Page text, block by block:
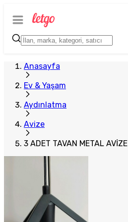
Anasayfa
Ev & Yaşam
Aydınlatma
Avize
3 ADET TAVAN METAL AVİZE